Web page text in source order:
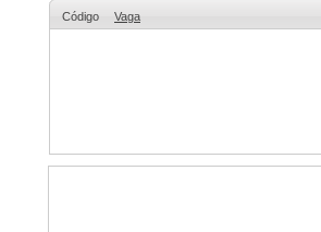
Código Vaga